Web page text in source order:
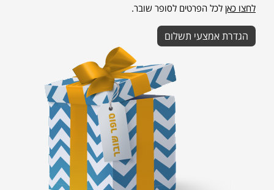
לחצו כאן לכל הפרטים לסופר שובר.
הגדרת אמצעי תשלום